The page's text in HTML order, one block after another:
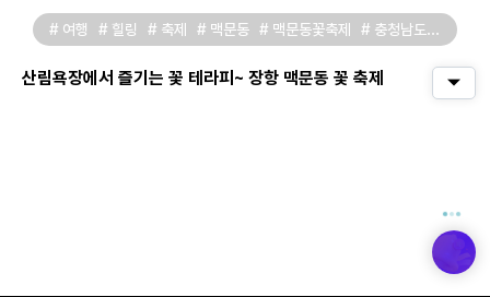
# 여행 # 힐링 # 축제 # 맥문동 # 맥문동꽃축제
# 충청남도
# 서천 # 충남서천 # 테라피 # 국내가볼만한곳 # 8월축제
# 촌캉스
산림욕장에서 즐기는 꽃 테라피~ 장항 맥문동 꽃 축제
퀵메